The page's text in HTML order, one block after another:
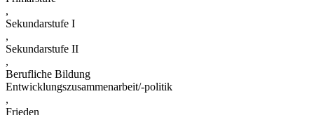
,
Sekundarstufe I
,
Sekundarstufe II
,
Berufliche Bildung
Entwicklungszusammenarbeit/-politik
,
Frieden